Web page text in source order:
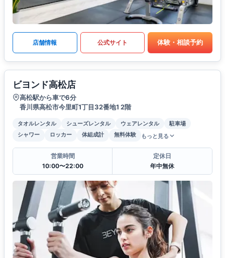
店舗情報 公式サイト 体験・相談予約
ビヨンド高松店
高松駅から車で6分
香川県高松市今里町1丁目32番地1 2階
タオルレンタル シューズレンタル ウェアレンタル
駐車場
シャワー
ロッカー 体組成計 無料体験 もっと見る
営業時間
10:00〜22:00
定休日
年中無休